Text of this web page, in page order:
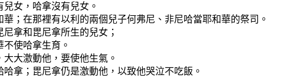
女，哈拿沒有兒女。
；在那裡有以利的兩個兒子何弗尼、非尼哈當耶和華的祭司。
拿和毘尼拿所生的兒女；
使哈拿生育。
大激動他，要使他生氣。
拿；毘尼拿仍是激動他，以致他哭泣不吃飯。